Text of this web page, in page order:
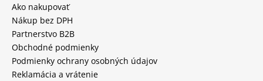
Ako nakupovať
Nákup bez DPH
Partnerstvo B2B
Obchodné podmienky
Podmienky ochrany osobných údajov
Reklamácia a vrátenie